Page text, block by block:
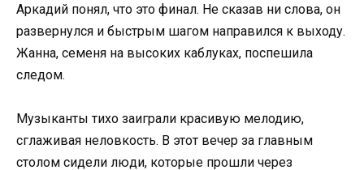
Аркадий понял, что это финал. Не сказав ни слова, он
развернулся и быстрым шагом направился к выходу.
Жанна, семеня на высоких каблуках, поспешила
следом.
Музыканты тихо заиграли красивую мелодию,
сглаживая неловкость. В этот вечер за главным
столом сидели люди, которые прошли через